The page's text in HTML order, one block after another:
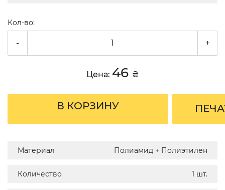
Кол-во:
- +
Цена: 46 ₴
В КОРЗИНУ
Материал Полиамид + Полиэтилен
Количество 1 шт.